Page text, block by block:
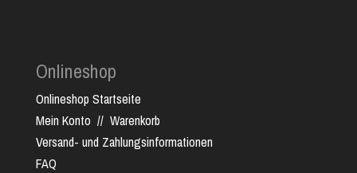
Onlineshop
Onlineshop Startseite
Mein Konto // Warenkorb
Versand- und Zahlungsinformationen
FAQ